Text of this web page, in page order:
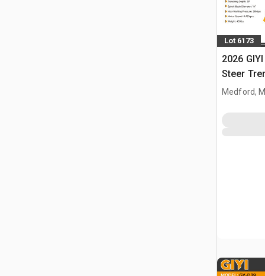
Lot 6173
2026
Steer
Medford,